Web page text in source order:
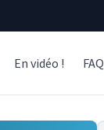
En vidéo ! FAQ